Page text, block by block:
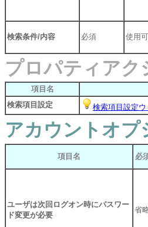
検索条件/内容 必須 使用可
プロパティアク
項目名
検索項目設定
検索項目設定ウ
アカウントオプ
項目名 必
ユーザは次回ログオン時にパスワー
ド変更が必要
省